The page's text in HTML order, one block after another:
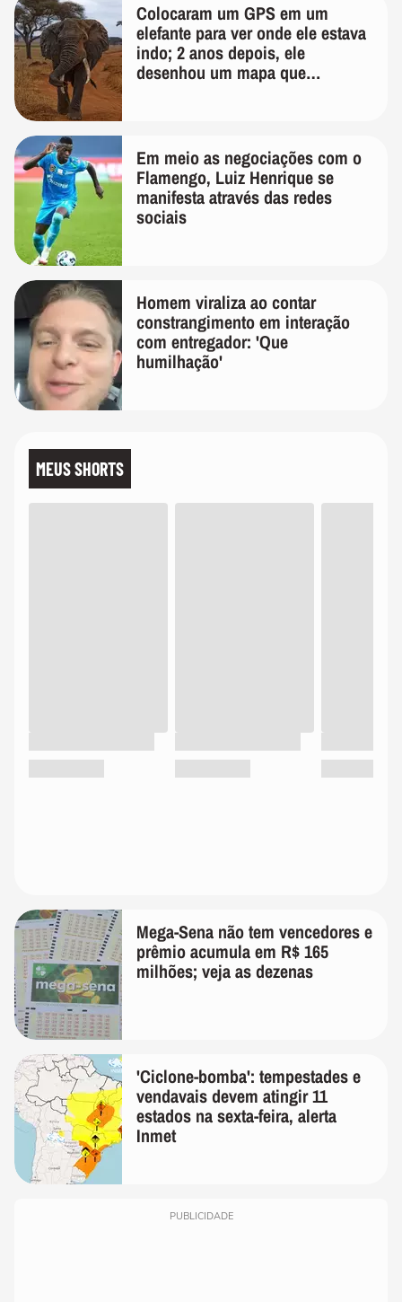
Colocaram um GPS em um
elefante para ver onde ele estava
indo; 2 anos depois, ele
desenhou um mapa que
Em meio as negociações com o
Flamengo, Luiz Henrique se
manifesta através das redes
sociais
Homem viraliza ao contar
constrangimento em interação
com entregador: 'Que
humilhação'
MEUS SHORTS
Mega-Sena não tem vencedores e
prêmio acumula em R$ 165
milhões; veja as dezenas
'Ciclone-bomba': tempestades e
vendavais devem atingir 11
estados na sexta-feira, alerta
Inmet
PUBLICIDADE